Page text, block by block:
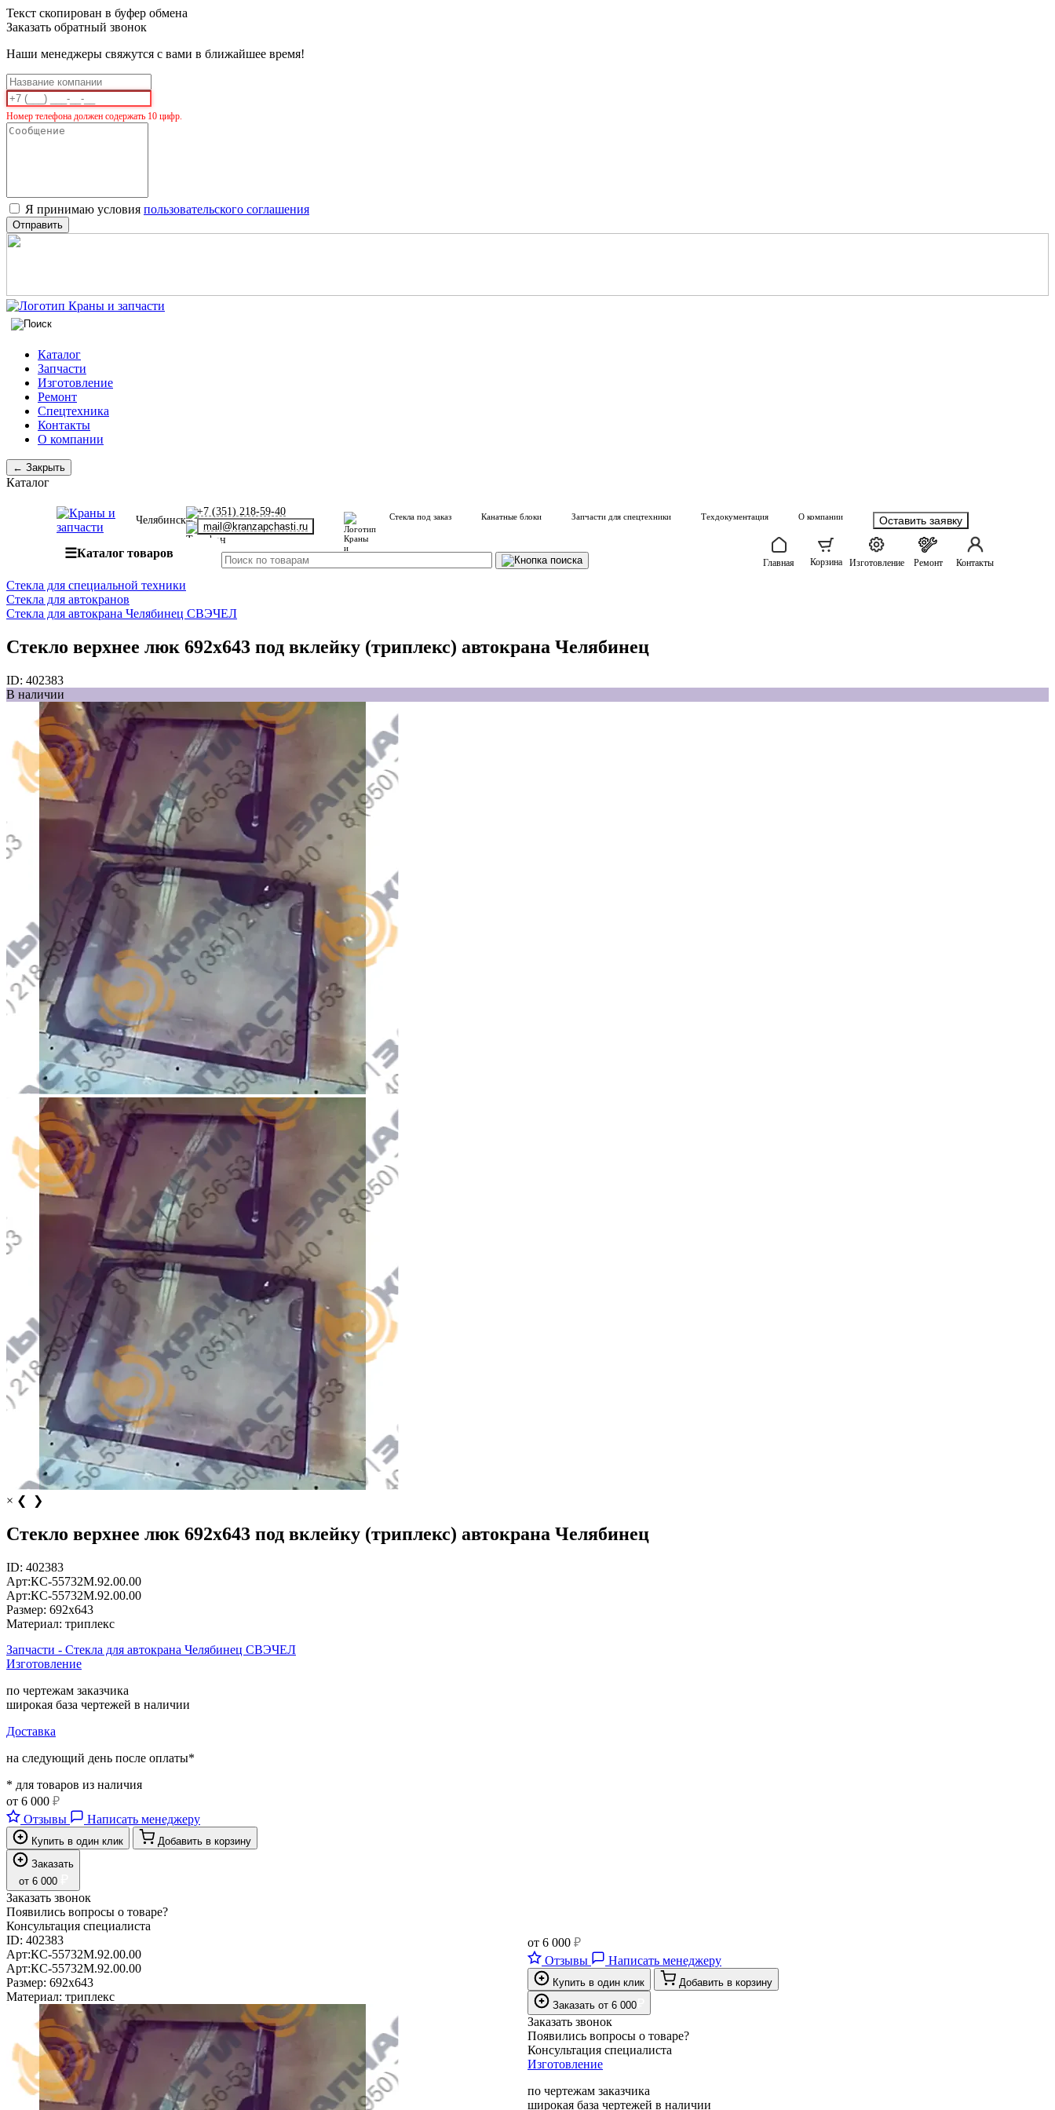
Текст скопирован в буфер обмена
Заказать обратный звонок
Наши менеджеры свяжутся с вами в ближайшее время!
Номер телефона должен содержать 10 цифр.
Я принимаю условия пользовательского соглашения
Отправить
Каталог
Запчасти
Изготовление
Ремонт
Спецтехника
Контакты
О компании
← Закрыть
Каталог
Челябинск
+7 (351) 218-59-40
mail@kranzapchasti.ru
Стекла под заказ Канатные блоки Запчасти для спецтехники Техдокументация О компании Оставить заявку
☰Каталог товаров
Главная Корзина Изготовление Ремонт Контакты
Стекла для специальной техники
Стекла для автокранов
Стекла для автокрана Челябинец СВЭЧЕЛ
Стекло верхнее люк 692х643 под вклейку (триплекс) автокрана Челябинец
ID: 402383
В наличии
× ❮ ❯
Стекло верхнее люк 692х643 под вклейку (триплекс) автокрана Челябинец
ID: 402383
Арт:КС-55732М.92.00.00
Арт:КС-55732М.92.00.00
Размер: 692х643
Материал: триплекс
Запчасти - Стекла для автокрана Челябинец СВЭЧЕЛ
Изготовление
по чертежам заказчика
широкая база чертежей в наличии
Доставка
на следующий день после оплаты*
* для товаров из наличия
от 6 000 ₽
Отзывы
Написать менеджеру
Купить в один клик
Добавить в корзину
Заказать
от 6 000
Заказать звонок
Появились вопросы о товаре?
Консультация специалиста
ID: 402383
Арт:КС-55732М.92.00.00
Арт:КС-55732М.92.00.00
Размер: 692х643
Материал: триплекс
от 6 000 ₽
Отзывы
Написать менеджеру
Купить в один клик
Добавить в корзину
Заказать от 6 000
Заказать звонок
Появились вопросы о товаре?
Консультация специалиста
Изготовление
по чертежам заказчика
широкая база чертежей в наличии